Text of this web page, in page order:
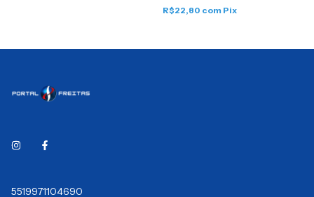
R$22,80 com Pix
5519971104690